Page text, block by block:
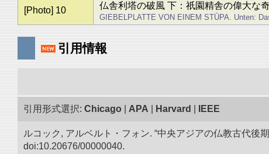
[Photo] 10 仏舎利塔の破風 下：祇園精舎の偉大な
GIEBELPLATTE VON EINEM STŪPA. Unten:
引用情報
引用形式選択: Chicago APA Harvard IEEE
ルコック, アルベルト・フォン. “中央アジアの仏教古代
doi:10.20676/00000040.